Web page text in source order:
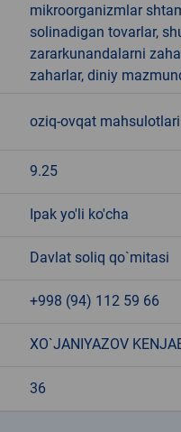
mikroorganizmlar
solinadigan tovarlar,
zararkunandalarni
zaharlar, diniy
oziq-ovqat mahsulotlari
9.25
Ipak yo'li ko'cha
Davlat soliq qo`mitasi
+998 (94) 112 59 66
XO`JANIYAZOV
36